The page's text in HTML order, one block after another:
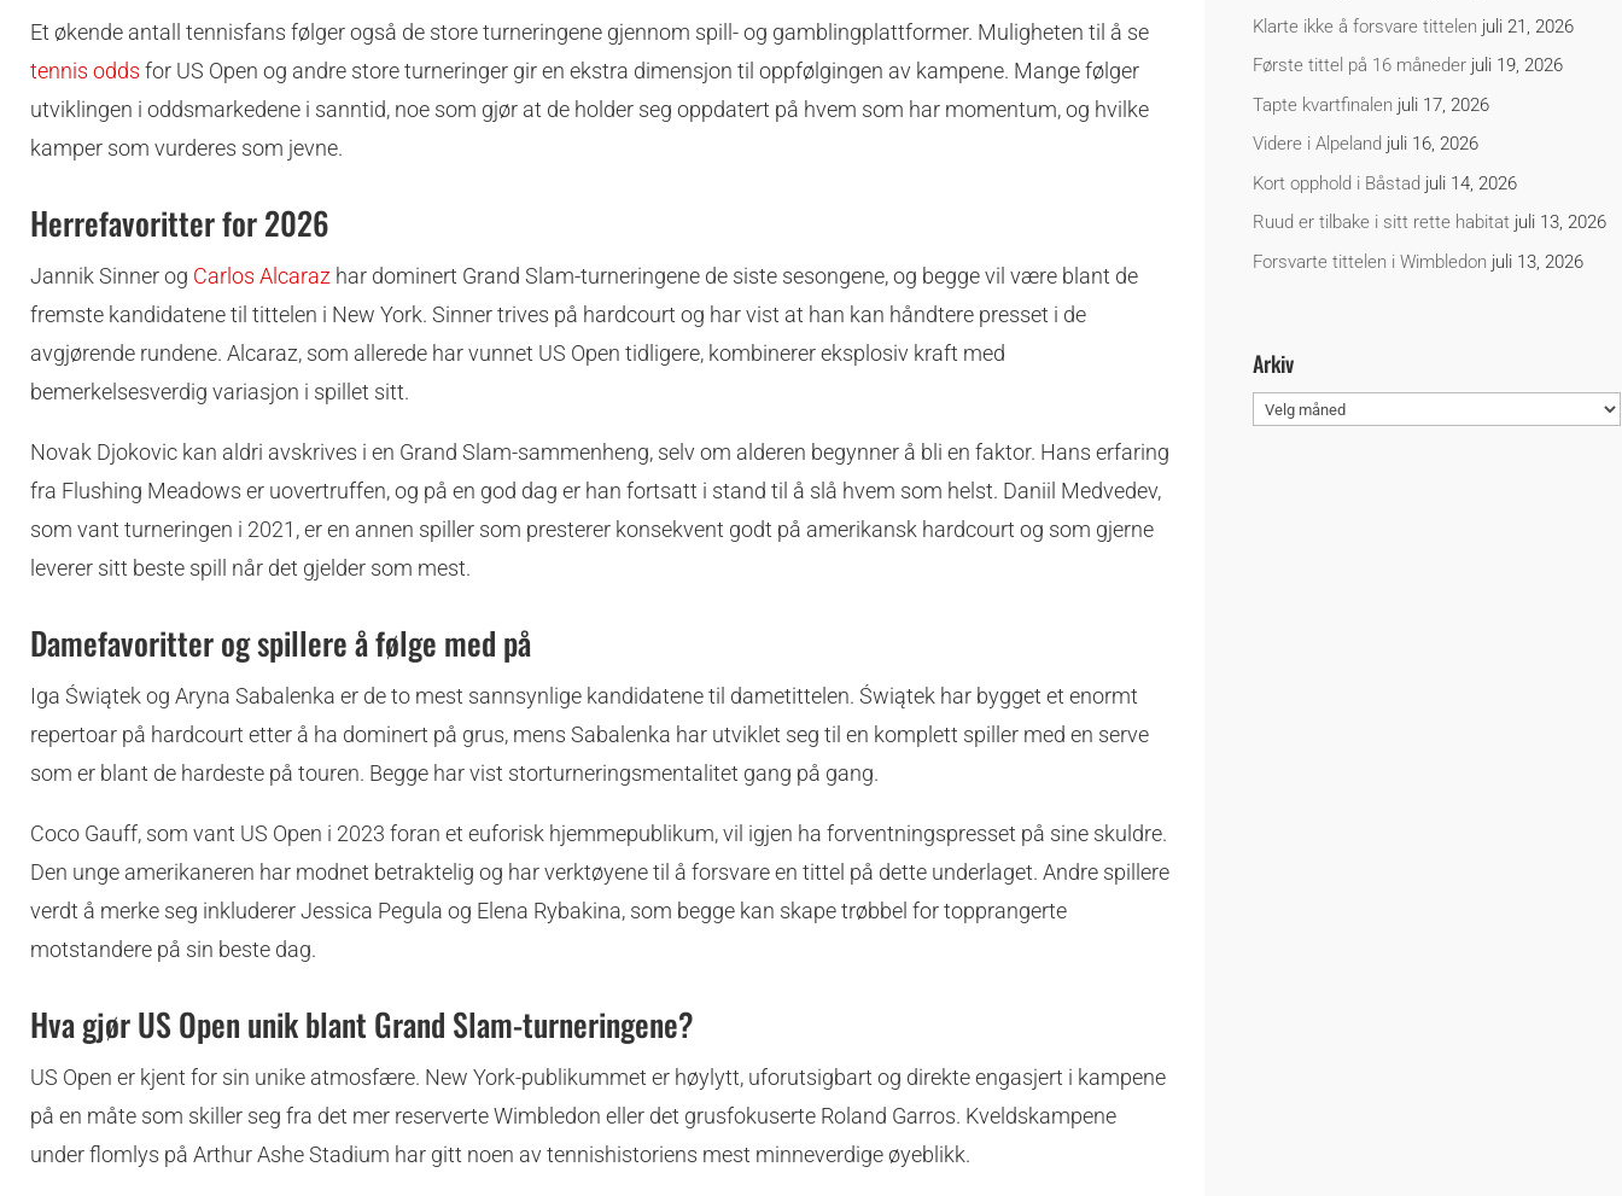
Et økende antall tennisfans følger også de store turneringene gjennom spill- og gamblingplattformer. Muligheten til å se
tennis odds for US Open og andre store turneringer gir en ekstra dimensjon til oppfølgingen av kampene. Mange følger
utviklingen i oddsmarkedene i sanntid, noe som gjør at de holder seg oppdatert på hvem som har momentum, og hvilke
kamper som vurderes som jevne.
Herrefavoritter for 2026
Jannik Sinner og Carlos Alcaraz har dominert Grand Slam-turneringene de siste sesongene, og begge vil være blant de
fremste kandidatene til tittelen i New York. Sinner trives på hardcourt og har vist at han kan håndtere presset i de
avgjørende rundene. Alcaraz, som allerede har vunnet US Open tidligere, kombinerer eksplosiv kraft med
bemerkelsesverdig variasjon i spillet sitt.
Novak Djokovic kan aldri avskrives i en Grand Slam-sammenheng, selv om alderen begynner å bli en faktor. Hans erfaring
fra Flushing Meadows er uovertruffen, og på en god dag er han fortsatt i stand til å slå hvem som helst. Daniil Medvedev,
som vant turneringen i 2021, er en annen spiller som presterer konsekvent godt på amerikansk hardcourt og som gjerne
leverer sitt beste spill når det gjelder som mest.
Damefavoritter og spillere å følge med på
Iga Świątek og Aryna Sabalenka er de to mest sannsynlige kandidatene til dametittelen. Świątek har bygget et enormt
repertoar på hardcourt etter å ha dominert på grus, mens Sabalenka har utviklet seg til en komplett spiller med en serve
som er blant de hardeste på touren. Begge har vist storturneringsmentalitet gang på gang.
Coco Gauff, som vant US Open i 2023 foran et euforisk hjemmepublikum, vil igjen ha forventningspresset på sine skuldre.
Den unge amerikaneren har modnet betraktelig og har verktøyene til å forsvare en tittel på dette underlaget. Andre spillere
verdt å merke seg inkluderer Jessica Pegula og Elena Rybakina, som begge kan skape trøbbel for topprangerte
motstandere på sin beste dag.
Hva gjør US Open unik blant Grand Slam-turneringene?
US Open er kjent for sin unike atmosfære. New York-publikummet er høylytt, uforutsigbart og direkte engasjert i kampene
på en måte som skiller seg fra det mer reserverte Wimbledon eller det grusfokuserte Roland Garros. Kveldskampene
under flomlys på Arthur Ashe Stadium har gitt noen av tennishistoriens mest minneverdige øyeblikk.
Klarte ikke å forsvare tittelen juli 21, 2026
Første tittel på 16 måneder juli 19, 2026
Tapte kvartfinalen juli 17, 2026
Videre i Alpeland juli 16, 2026
Kort opphold i Båstad juli 14, 2026
Ruud er tilbake i sitt rette habitat juli 13, 2026
Forsvarte tittelen i Wimbledon juli 13, 2026
Arkiv
Arkiv